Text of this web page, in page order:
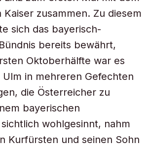
Kaiser zusammen. Zu diesem
sich das bayerisch-
bereits bewährt,
Oktoberhälfte war es
in mehreren Gefechten
die Österreicher zu
bayerischen
wohlgesinnt, nahm
Kurfürsten und seinen Sohn